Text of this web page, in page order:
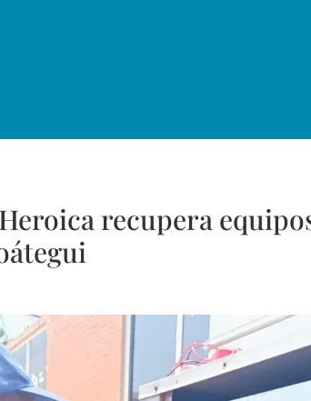
recupera